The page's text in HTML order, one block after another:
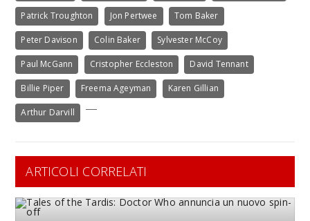
Patrick Troughton Jon Pertwee Tom Baker
Peter Davison Colin Baker Sylvester McCoy
Paul McGann Cristopher Eccleston David Tennant
Billie Piper Freema Ageyman Karen Gillian
Arthur Darvill
ARTICOLI CORRELATI